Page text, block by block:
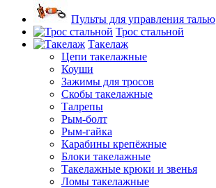
Пульты для управления талью
Трос стальной
Такелаж
Цепи такелажные
Коуши
Зажимы для тросов
Скобы такелажные
Талрепы
Рым-болт
Рым-гайка
Карабины крепёжные
Блоки такелажные
Такелажные крюки и звенья
Ломы такелажные